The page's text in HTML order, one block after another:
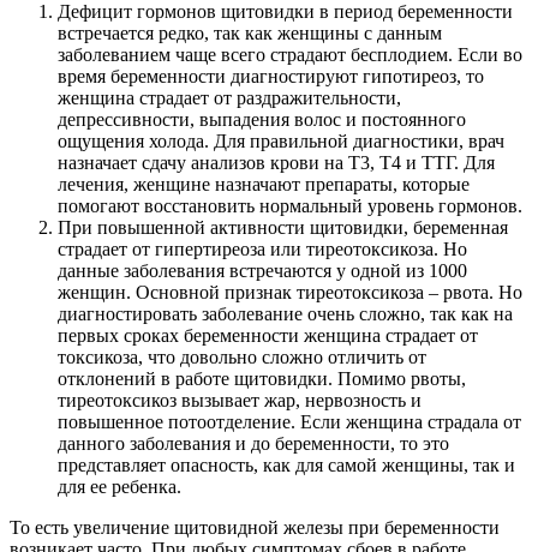
Дефицит гормонов щитовидки в период беременности
встречается редко, так как женщины с данным
заболеванием чаще всего страдают бесплодием. Если во
время беременности диагностируют гипотиреоз, то
женщина страдает от раздражительности,
депрессивности, выпадения волос и постоянного
ощущения холода. Для правильной диагностики, врач
назначает сдачу анализов крови на Т3, Т4 и ТТГ. Для
лечения, женщине назначают препараты, которые
помогают восстановить нормальный уровень гормонов.
При повышенной активности щитовидки, беременная
страдает от гипертиреоза или тиреотоксикоза. Но
данные заболевания встречаются у одной из 1000
женщин. Основной признак тиреотоксикоза – рвота. Но
диагностировать заболевание очень сложно, так как на
первых сроках беременности женщина страдает от
токсикоза, что довольно сложно отличить от
отклонений в работе щитовидки. Помимо рвоты,
тиреотоксикоз вызывает жар, нервозность и
повышенное потоотделение. Если женщина страдала от
данного заболевания и до беременности, то это
представляет опасность, как для самой женщины, так и
для ее ребенка.
То есть увеличение щитовидной железы при беременности